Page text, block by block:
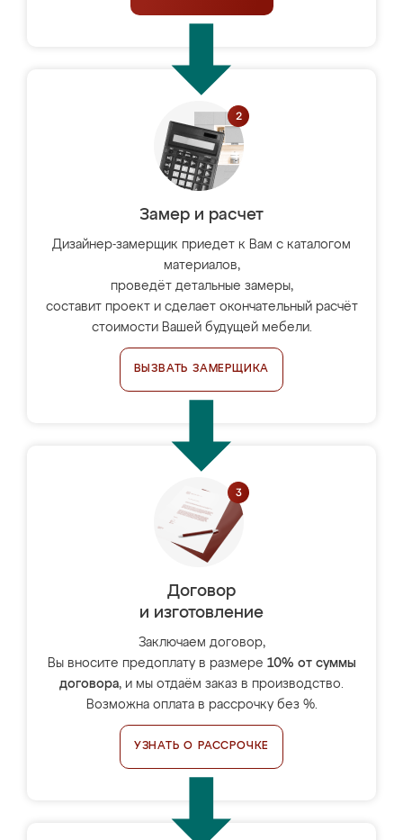
Замер и расчет
Дизайнер-замерщик приедет к Вам с каталогом
материалов,
проведёт детальные замеры,
составит проект и сделает окончательный расчёт
стоимости Вашей будущей мебели.
ВЫЗВАТЬ ЗАМЕРЩИКА
Договор
и изготовление
Заключаем договор,
Вы вносите предоплату в размере 10% от суммы
договора, и мы отдаём заказ в производство.
Возможна оплата в рассрочку без %.
УЗНАТЬ О РАССРОЧКЕ